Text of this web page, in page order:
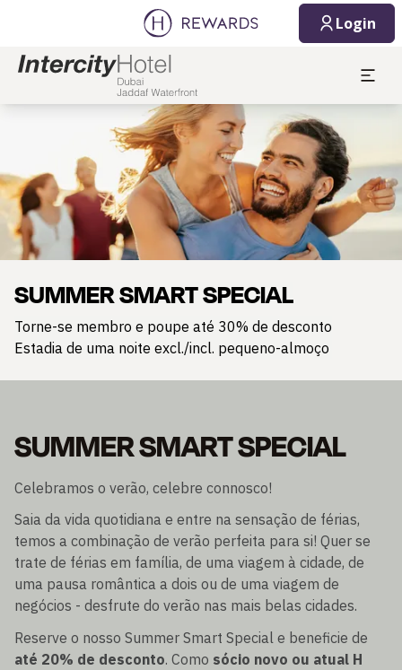
Login
SUMMER SMART SPECIAL
Torne-se membro e poupe até 30% de desconto
Estadia de uma noite excl./incl. pequeno-almoço
SUMMER SMART SPECIAL
Celebramos o verão, celebre connosco!
Saia da vida quotidiana e entre na sensação de férias,
temos a combinação de verão perfeita para si! Quer se
trate de férias em família, de uma viagem à cidade, de
uma pausa romântica a dois ou de uma viagem de
negócios - desfrute do verão nas mais belas cidades.
Reserve o nosso Summer Smart Special e beneficie de
até 20% de desconto. Como sócio novo ou atual H